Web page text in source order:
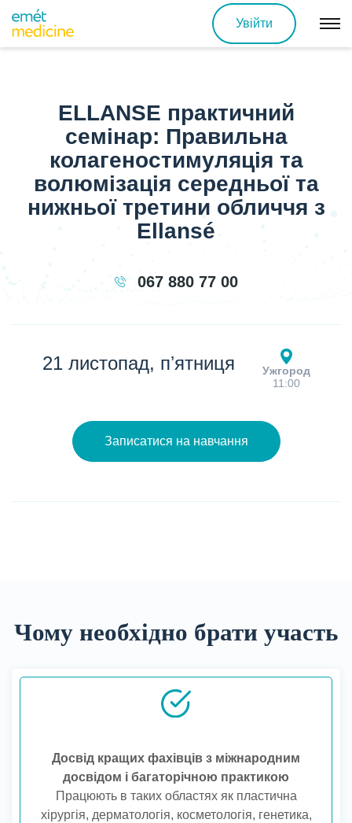
Увійти
ELLANSE практичний
семінар: Правильна
колагеностимуляція та
волюмізація середньої та
нижньої третини обличчя з
Ellansé
067 880 77 00
21 листопад, пʼятниця
Ужгород
11:00
Записатися на навчання
Чому необхідно брати участь
Досвід кращих фахівців з міжнародним
досвідом і багаторічною практикою
Працюють в таких областях як пластична
хірургія, дерматологія, косметологія, генетика,